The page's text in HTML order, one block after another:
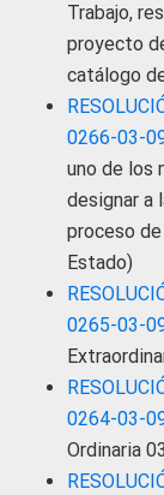
Trabajo,
proyecto
catálogo
0266-03-
uno de los
designar a
proceso
Estado)
0265-03-
0264-03-
Ordinaria